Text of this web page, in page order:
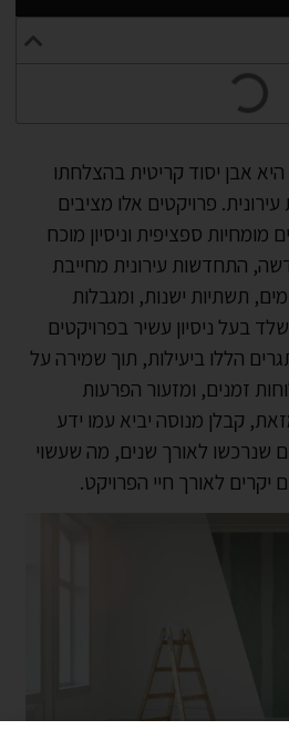
אבן יסוד קריטית בהצלחתו
פרויקטים אלו מציבים
מומחיות ספציפית וניסיון מוכח
התחדשות עירונית מחייבת
תשתיות ישנות, ומגבלות
בעל ניסיון עשיר בפרויקטים
הללו ביעילות, תוך שמירה על
זמנים, ומזעור הפרעות
קבלן מנוסה יביא עמו ידע
שנרכשו לאורך שנים, מה שעשוי
לאורך חיי הפרויקט.